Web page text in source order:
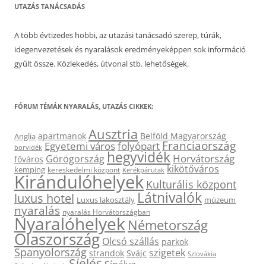
UTAZÁS TANÁCSADÁS
A több évtizedes hobbi, az utazási tanácsadó szerep, túrák,
idegenvezetések és nyaralások eredményeképpen sok információ
gyűlt össze. Közlekedés, útvonal stb. lehetőségek.
FÓRUM TÉMÁK NYARALÁS, UTAZÁS CIKKEK:
Anglia apartmanok Ausztria Belföld Magyarország
borvidék Egyetemi városfolyópartFranciaország
főváros Görögországhegyvidék Horvátország
kemping kereskedelmi központ Kerékpárutak kikötőváros
Kirándulóhelyek Kulturális központ
luxus hotel Luxus lakosztály Látnivalók múzeum
nyaralás nyaralás Horvátországban
Nyaralóhelyek Németország
Olaszország Olcsó szállás parkok
Spanyolország strandok Svájc szigetek Szlovákia